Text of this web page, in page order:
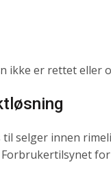
ikke er rettet eller
selger innen